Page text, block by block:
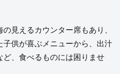
見えるカウンター席もあり、
子供が喜ぶメニューから、出汁
ど、食べるものには困りませ